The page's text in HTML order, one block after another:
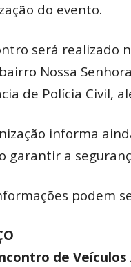
do evento.
será realizado
Nossa
de Polícia Civil,
informa
garantir a
podem
de